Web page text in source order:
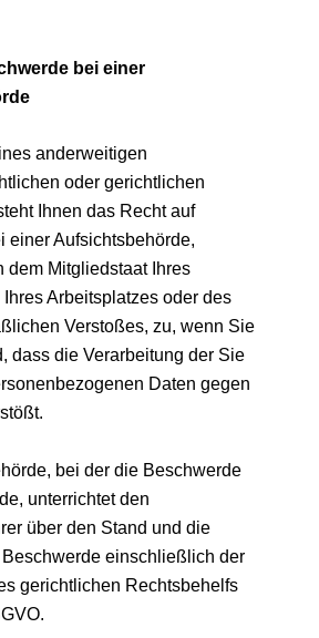
bei einer
anderweitigen
oder gerichtlichen
Ihnen das Recht auf
einer Aufsichtsbehörde,
dem Mitgliedstaat Ihres
Arbeitsplatzes oder des
Verstoßes, zu, wenn Sie
dass die Verarbeitung der Sie
Daten gegen
bei der die Beschwerde
unterrichtet den
über den Stand und die
einschließlich der
gerichtlichen Rechtsbehelfs